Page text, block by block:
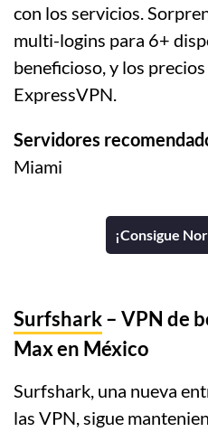
con los servicios.
multi-logins para 6+
beneficioso, y los
ExpressVPN.
Servidores
Miami
¡Consigue
Surfshark– VPN de
Max en México
Surfshark, una nueva
las VPN, sigue